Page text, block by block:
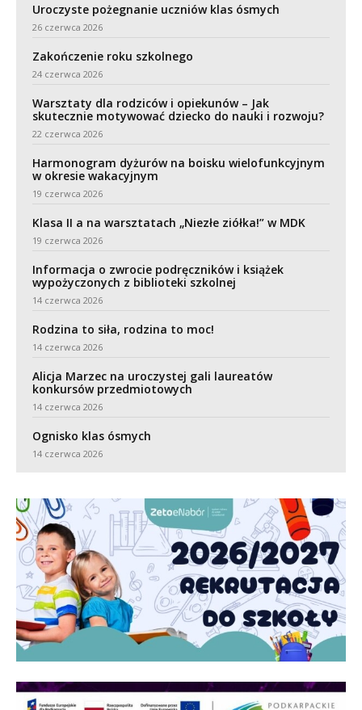
Uroczyste pożegnanie uczniów klas ósmych
26 czerwca 2026
Zakończenie roku szkolnego
24 czerwca 2026
Warsztaty dla rodziców i opiekunów – Jak
skutecznie motywować dziecko do nauki i rozwoju?
22 czerwca 2026
Harmonogram dyżurów na boisku wielofunkcyjnym
w okresie wakacyjnym
19 czerwca 2026
Klasa II a na warsztatach „Niezłe ziółka!” w MDK
19 czerwca 2026
Informacja o zwrocie podręczników i książek
wypożyczonych z biblioteki szkolnej
14 czerwca 2026
Rodzina to siła, rodzina to moc!
14 czerwca 2026
Alicja Marzec na uroczystej gali laureatów
konkursów przedmiotowych
14 czerwca 2026
Ognisko klas ósmych
14 czerwca 2026